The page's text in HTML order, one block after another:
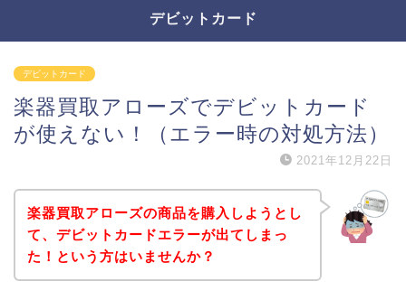
デビットカード
デビットカード
楽器買取アローズでデビットカード
が使えない！（エラー時の対処方法）
2021年12月22日
楽器買取アローズの商品を購入しようとし
て、デビットカードエラーが出てしまっ
た！という方はいませんか？